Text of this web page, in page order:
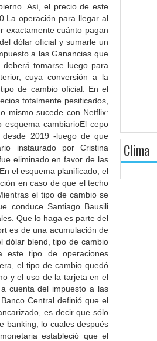
Así, el precio de este
operación para llegar al
exactamente cuánto pagan
dólar oficial y sumarle un
a las Ganancias que
tomarse luego para
cuya conversión a la
de cambio oficial. En el
totalmente pesificados,
mismo sucede con Netflix:
esquema cambiarioEl cepo
2019 -luego de que
instaurado por Cristina
eliminado en favor de las
el esquema planificado, el
en caso de que el techo
el tipo de cambio se
conduce Santiago Bausili
Que lo haga es parte del
es de una acumulación de
dólar blend, tipo de cambio
este tipo de operaciones
el tipo de cambio quedó
y el uso de la tarjeta en el
cuenta del impuesto a las
Central definió que el
es decir que sólo
banking, lo cuales después
estableció que el
Clima